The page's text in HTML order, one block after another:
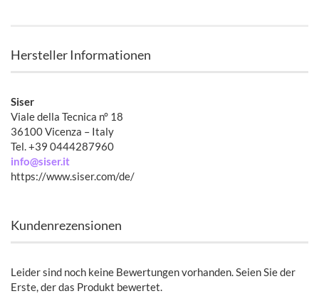
Hersteller Informationen
Siser
Viale della Tecnica n° 18
36100 Vicenza – Italy
Tel. +39 0444287960
info@siser.it
https://www.siser.com/de/
Kundenrezensionen
Leider sind noch keine Bewertungen vorhanden. Seien Sie der
Erste, der das Produkt bewertet.